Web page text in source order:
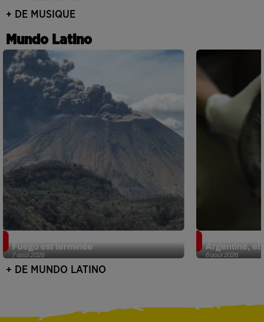
+ DE MUSIQUE
Mundo Latino
7 août 2026
Fuego est terminée
6 août 2026
Argentine, et
+ DE MUNDO LATINO